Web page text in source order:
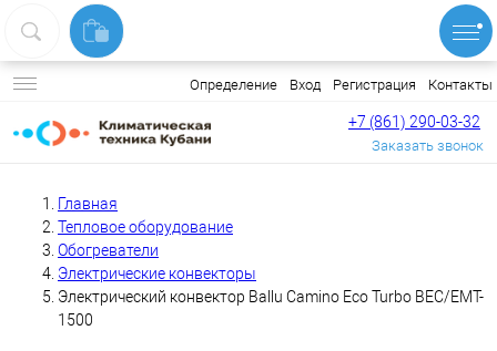
Определение Вход Регистрация Контакты
+7 (861) 290-03-32
Заказать звонок
Главная
Тепловое оборудование
Обогреватели
Электрические конвекторы
Электрический конвектор Ballu Camino Eco Turbo BEC/EMT-
1500